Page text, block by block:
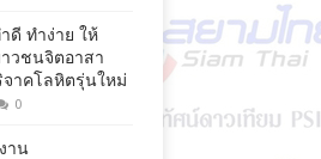
ดี ทำง่าย ให้
าวชนจิตอาสา
จาคโลหิตรุ่นใหม่
0
าน